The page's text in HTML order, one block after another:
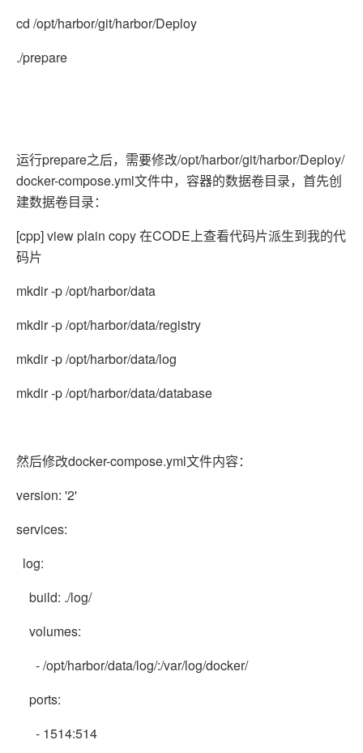
cd /opt/harbor/git/harbor/Deploy
./prepare
运行prepare之后，需要修改/opt/harbor/git/harbor/Deploy/
docker-compose.yml文件中，容器的数据卷目录，首先创
建数据卷目录：
[cpp] view plain copy 在CODE上查看代码片派生到我的代
码片
mkdir -p /opt/harbor/data
mkdir -p /opt/harbor/data/registry
mkdir -p /opt/harbor/data/log
mkdir -p /opt/harbor/data/database
然后修改docker-compose.yml文件内容：
version: '2'
services:
log:
build: ./log/
volumes:
- /opt/harbor/data/log/:/var/log/docker/
ports:
- 1514:514